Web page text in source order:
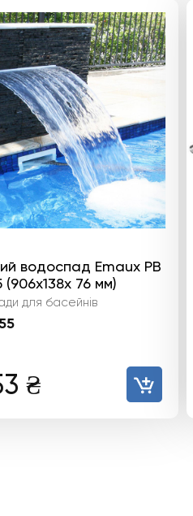
водоспад Emaux PB
76 мм)
для басейнів
₴